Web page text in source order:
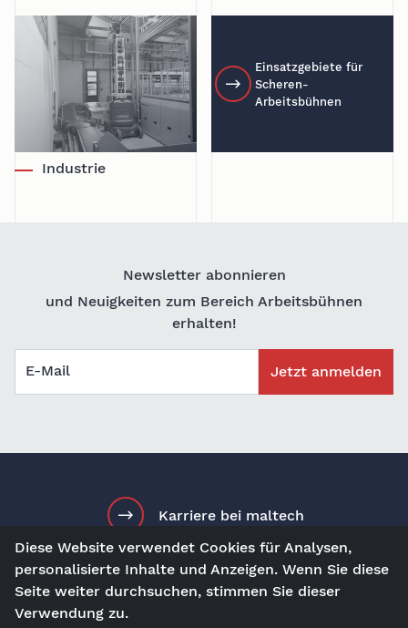
Industrie
Einsatzgebiete für
Scheren-
Arbeitsbühnen
Newsletter abonnieren
und Neuigkeiten zum Bereich Arbeitsbühnen
erhalten!
E-Mail Jetzt anmelden
Karriere bei maltech
Diese Website verwendet Cookies für Analysen,
personalisierte Inhalte und Anzeigen. Wenn Sie diese
Seite weiter durchsuchen, stimmen Sie dieser
Verwendung zu.